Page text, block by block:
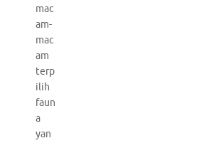
mac
am-
mac
am
terp
ilih
faun
a
yan